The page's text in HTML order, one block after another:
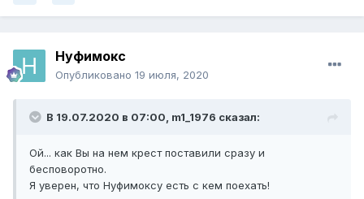
Нуфимокс
Опубликовано 19 июля, 2020
В 19.07.2020 в 07:00, m1_1976 сказал:
Ой... как Вы на нем крест поставили сразу и
бесповоротно.
Я уверен, что Нуфимоксу есть с кем поехать!